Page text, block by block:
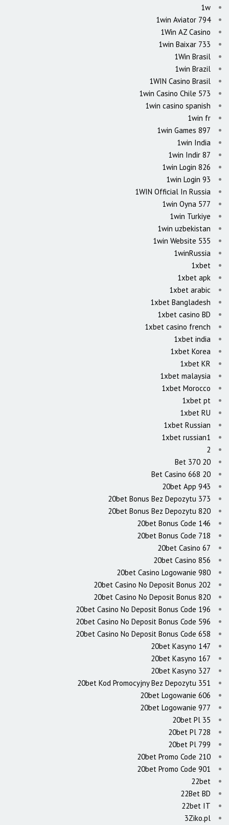
1w
1win Aviator 794
1Win AZ Casino
1win Baixar 733
1Win Brasil
1win Brazil
1WIN Casino Brasil
1win Casino Chile 573
1win casino spanish
1win fr
1win Games 897
1win India
1win Indir 87
1win Login 826
1win Login 93
1WIN Official In Russia
1win Oyna 577
1win Turkiye
1win uzbekistan
1win Website 535
1winRussia
1xbet
1xbet apk
1xbet arabic
1xbet Bangladesh
1xbet casino BD
1xbet casino french
1xbet india
1xbet Korea
1xbet KR
1xbet malaysia
1xbet Morocco
1xbet pt
1xbet RU
1xbet Russian
1xbet russian1
2
20 Bet 370
20 Bet Casino 668
20bet App 943
20bet Bonus Bez Depozytu 373
20bet Bonus Bez Depozytu 820
20bet Bonus Code 146
20bet Bonus Code 718
20bet Casino 67
20bet Casino 856
20bet Casino Logowanie 980
20bet Casino No Deposit Bonus 202
20bet Casino No Deposit Bonus 820
20bet Casino No Deposit Bonus Code 196
20bet Casino No Deposit Bonus Code 596
20bet Casino No Deposit Bonus Code 658
20bet Kasyno 147
20bet Kasyno 167
20bet Kasyno 327
20bet Kod Promocyjny Bez Depozytu 351
20bet Logowanie 606
20bet Logowanie 977
20bet Pl 35
20bet Pl 728
20bet Pl 799
20bet Promo Code 210
20bet Promo Code 901
22bet
22Bet BD
22bet IT
3Ziko.pl